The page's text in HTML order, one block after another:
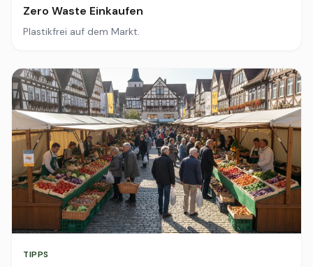
Zero Waste Einkaufen
Plastikfrei auf dem Markt.
TIPPS